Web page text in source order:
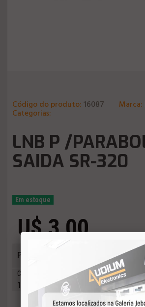
Código do produto: 16087 Marca:
Categorias:
LNB P /
SAIDA SR-320
Em estoque
U$ 3,00
Preço em R$ 15,75
Cotação 07/08/2026
1U$ = R$ 5.25